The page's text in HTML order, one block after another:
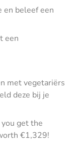
en beleef een
een
met vegetariërs
deze bij je
get the
€1,329!